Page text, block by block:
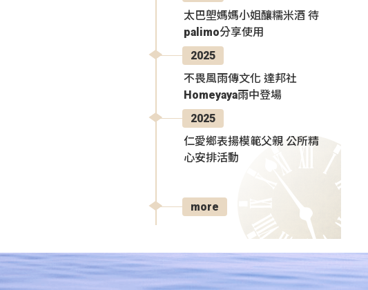
太巴塱媽媽小姐釀糯米酒 待
palimo分享使用
2025
不畏風雨傳文化 達邦社
Homeyaya雨中登場
2025
仁愛鄉表揚模範父親 公所精
心安排活動
more